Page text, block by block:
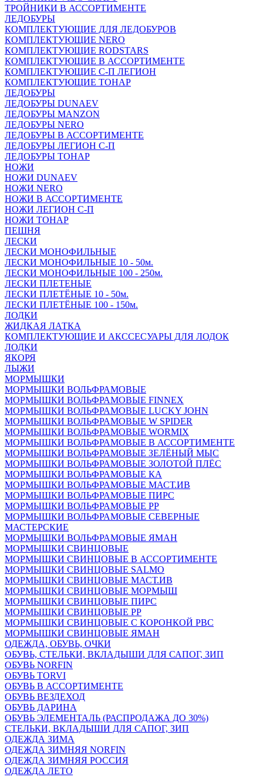
ТРОЙНИКИ В АССОРТИМЕНТЕ
ЛЕДОБУРЫ
КОМПЛЕКТУЮЩИЕ ДЛЯ ЛЕДОБУРОВ
КОМПЛЕКТУЮЩИЕ NERO
КОМПЛЕКТУЮЩИЕ RODSTARS
КОМПЛЕКТУЮЩИЕ В АССОРТИМЕНТЕ
КОМПЛЕКТУЮЩИЕ С-П ЛЕГИОН
КОМПЛЕКТУЮЩИЕ ТОНАР
ЛЕДОБУРЫ
ЛЕДОБУРЫ DUNAEV
ЛЕДОБУРЫ MANZON
ЛЕДОБУРЫ NERO
ЛЕДОБУРЫ В АССОРТИМЕНТЕ
ЛЕДОБУРЫ ЛЕГИОН С-П
ЛЕДОБУРЫ ТОНАР
НОЖИ
НОЖИ DUNAEV
НОЖИ NERO
НОЖИ В АССОРТИМЕНТЕ
НОЖИ ЛЕГИОН С-П
НОЖИ ТОНАР
ПЕШНЯ
ЛЕСКИ
ЛЕСКИ МОНОФИЛЬНЫЕ
ЛЕСКИ МОНОФИЛЬНЫЕ 10 - 50м.
ЛЕСКИ МОНОФИЛЬНЫЕ 100 - 250м.
ЛЕСКИ ПЛЕТЕНЫЕ
ЛЕСКИ ПЛЕТЁНЫЕ 10 - 50м.
ЛЕСКИ ПЛЕТЁНЫЕ 100 - 150м.
ЛОДКИ
ЖИДКАЯ ЛАТКА
КОМПЛЕКТУЮЩИЕ И АКССЕСУАРЫ ДЛЯ ЛОДОК
ЛОДКИ
ЯКОРЯ
ЛЫЖИ
МОРМЫШКИ
МОРМЫШКИ ВОЛЬФРАМОВЫЕ
МОРМЫШКИ ВОЛЬФРАМОВЫЕ FINNEX
МОРМЫШКИ ВОЛЬФРАМОВЫЕ LUCKY JOHN
МОРМЫШКИ ВОЛЬФРАМОВЫЕ W SPIDER
МОРМЫШКИ ВОЛЬФРАМОВЫЕ WORMIX
МОРМЫШКИ ВОЛЬФРАМОВЫЕ В АССОРТИМЕНТЕ
МОРМЫШКИ ВОЛЬФРАМОВЫЕ ЗЕЛЁНЫЙ МЫС
МОРМЫШКИ ВОЛЬФРАМОВЫЕ ЗОЛОТОЙ ПЛЁС
МОРМЫШКИ ВОЛЬФРАМОВЫЕ КА
МОРМЫШКИ ВОЛЬФРАМОВЫЕ МАСТ.ИВ
МОРМЫШКИ ВОЛЬФРАМОВЫЕ ПИРС
МОРМЫШКИ ВОЛЬФРАМОВЫЕ РР
МОРМЫШКИ ВОЛЬФРАМОВЫЕ СЕВЕРНЫЕ
МАСТЕРСКИЕ
МОРМЫШКИ ВОЛЬФРАМОВЫЕ ЯМАН
МОРМЫШКИ СВИНЦОВЫЕ
МОРМЫШКИ СВИНЦОВЫЕ В АССОРТИМЕНТЕ
МОРМЫШКИ СВИНЦОВЫЕ SALMO
МОРМЫШКИ СВИНЦОВЫЕ МАСТ.ИВ
МОРМЫШКИ СВИНЦОВЫЕ МОРМЫШ
МОРМЫШКИ СВИНЦОВЫЕ ПИРС
МОРМЫШКИ СВИНЦОВЫЕ РР
МОРМЫШКИ СВИНЦОВЫЕ С КОРОНКОЙ РВС
МОРМЫШКИ СВИНЦОВЫЕ ЯМАН
ОДЕЖДА, ОБУВЬ, ОЧКИ
ОБУВЬ, СТЕЛЬКИ, ВКЛАДЫШИ ДЛЯ САПОГ, ЗИП
ОБУВЬ NORFIN
ОБУВЬ TORVI
ОБУВЬ В АССОРТИМЕНТЕ
ОБУВЬ ВЕЗДЕХОД
ОБУВЬ ДАРИНА
ОБУВЬ ЭЛЕМЕНТАЛЬ (РАСПРОДАЖА ДО 30%)
СТЕЛЬКИ, ВКЛАДЫШИ ДЛЯ САПОГ, ЗИП
ОДЕЖДА ЗИМА
ОДЕЖДА ЗИМНЯЯ NORFIN
ОДЕЖДА ЗИМНЯЯ РОССИЯ
ОДЕЖДА ЛЕТО